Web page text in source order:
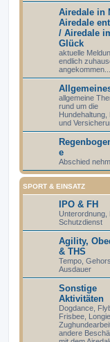
Airedale in
Airedale
/ Airedale
Glück
aktuelle
endlich
angekommen....
allgemeine
rund um die
Hundehaltung,
und
e
Abschied
SPORT & EINSATZ
IPO & FH
Unterordnung,
Schutzdienst
Agility,
& THS
Tempo,
Ausdauer
Sonstige
Aktivitäten
Dogdance,
Frisbee,
andere